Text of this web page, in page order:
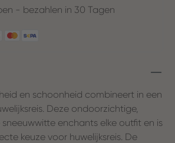
- bezahlen in 30 Tagen
en schoonheid combineert in een
Deze ondoorzichtige,
enchants elke outfit en is
keuze voor huwelijksreis. De